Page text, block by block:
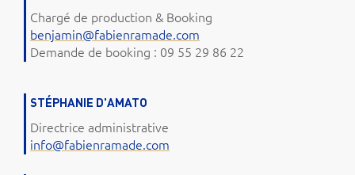
Chargé de production & Booking
benjamin@fabienramade.com
Demande de booking : 09 55 29 86 22
STÉPHANIE D'AMATO
Directrice administrative
info@fabienramade.com